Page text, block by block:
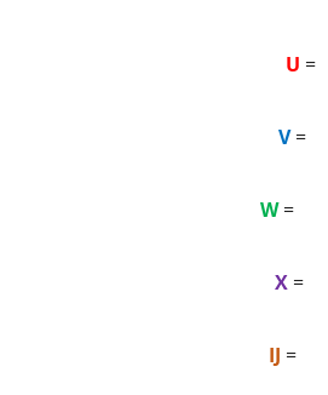
U =
V=
W=
X =
IJ =